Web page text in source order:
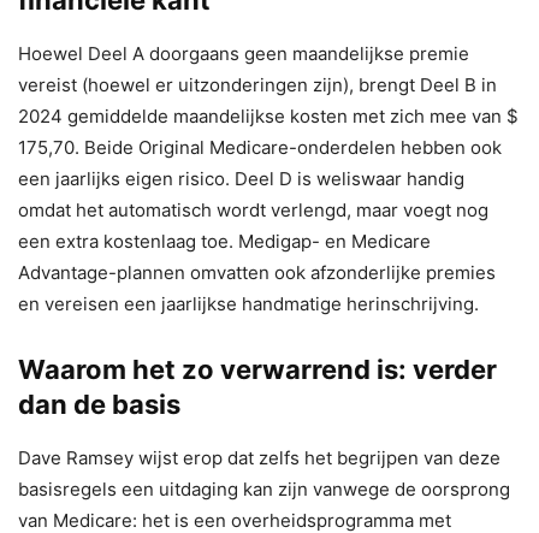
Hoewel Deel A doorgaans geen maandelijkse premie
vereist (hoewel er uitzonderingen zijn), brengt Deel B in
2024 gemiddelde maandelijkse kosten met zich mee van $
175,70. Beide Original Medicare-onderdelen hebben ook
een jaarlijks eigen risico. Deel D is weliswaar handig
omdat het automatisch wordt verlengd, maar voegt nog
een extra kostenlaag toe. Medigap- en Medicare
Advantage-plannen omvatten ook afzonderlijke premies
en vereisen een jaarlijkse handmatige herinschrijving.
Waarom het zo verwarrend is: verder
dan de basis
Dave Ramsey wijst erop dat zelfs het begrijpen van deze
basisregels een uitdaging kan zijn vanwege de oorsprong
van Medicare: het is een overheidsprogramma met